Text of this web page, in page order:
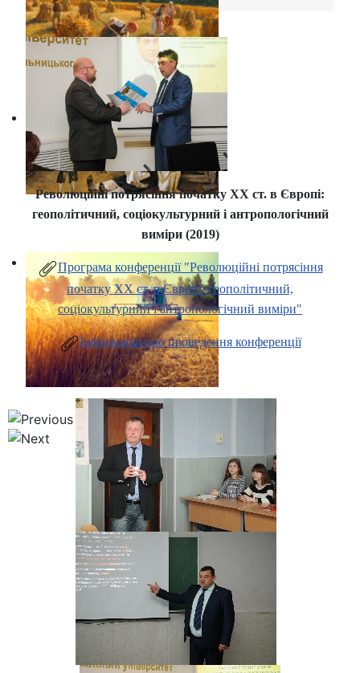
Революційні потрясіння початку ХХ ст. в Європі:
геополітичний, соціокультурний і антропологічний
виміри (2019)
Програма конференції "Революційні потрясіння
початку ХХ ст. в Європі: геополітичний,
соціокультурний і антропологічний виміри"
Інформація про проведення конференції